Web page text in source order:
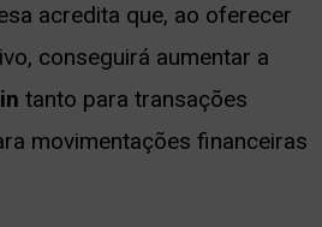
acredita que, ao oferecer
conseguirá aumentar a
tanto para transações
movimentações financeiras